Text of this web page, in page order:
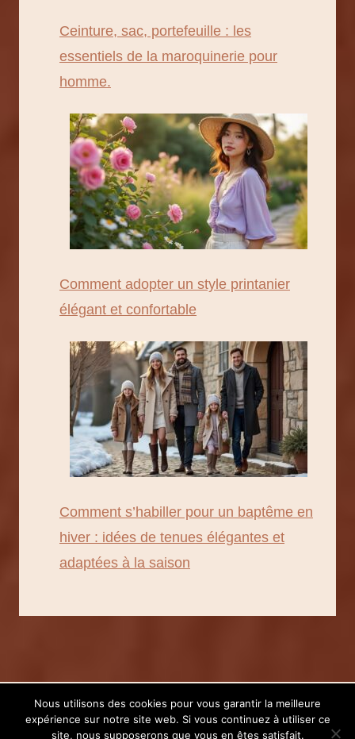
Ceinture, sac, portefeuille : les
essentiels de la maroquinerie pour
homme.
Comment adopter un style printanier
élégant et confortable
Comment s’habiller pour un baptême en
hiver : idées de tenues élégantes et
adaptées à la saison
© 2026 Kiwigood -Contact-Mentions légales
Nous utilisons des cookies pour vous garantir la meilleure
expérience sur notre site web. Si vous continuez à utiliser ce
site, nous supposerons que vous en êtes satisfait.